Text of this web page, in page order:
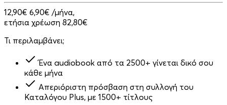
12,90€ 6,90€ /μήνα,
ετήσια χρέωση 82,80€
Τι περιλαμβάνει;
Ένα audiobook από τα 2500+ γίνεται δικό σου
κάθε μήνα
Απεριόριστη πρόσβαση στη συλλογή του
Καταλόγου Plus, με 1500+ τίτλους